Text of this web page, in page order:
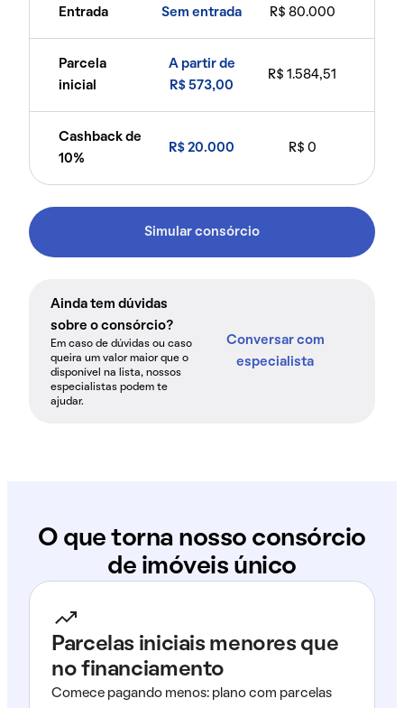
Entrada Sem entrada R$ 80.000
Parcela
inicial
A partir de
R$ 573,00
R$ 1.584,51
Cashback de
10%
R$ 20.000 R$ 0
Simular consórcio
Ainda tem dúvidas
sobre o consórcio?
Em caso de dúvidas ou caso
queira um valor maior que o
disponível na lista, nossos
especialistas podem te
ajudar.
Conversar com
especialista
O que torna nosso consórcio
de imóveis único
Parcelas iniciais menores que
no financiamento
Comece pagando menos: plano com parcelas